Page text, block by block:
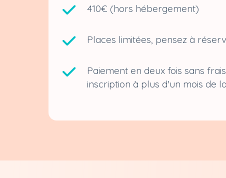
410€ (hors hébergement)
Places limitées, pensez à
Paiement en deux fois sans
inscription à plus d'un mois de